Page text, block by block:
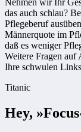
das auch schlau?
Pflegeberuf
Männerquote im
daß es weniger
Weitere Fragen auf
Ihre schwulen
Titanic
Hey,